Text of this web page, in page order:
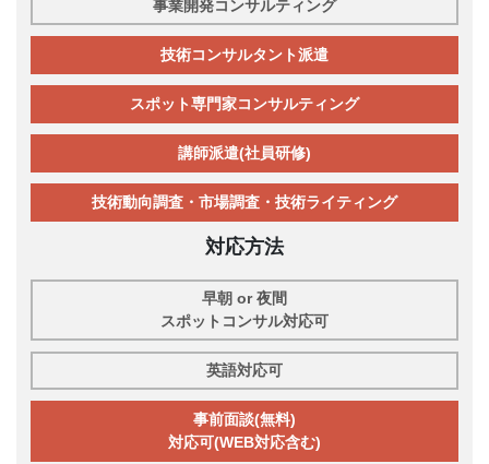
事業開発コンサルティング
技術コンサルタント派遣
スポット専門家コンサルティング
講師派遣(社員研修)
技術動向調査・市場調査・技術ライティング
対応方法
早朝 or 夜間
スポットコンサル対応可
英語対応可
事前面談(無料)
対応可(WEB対応含む)